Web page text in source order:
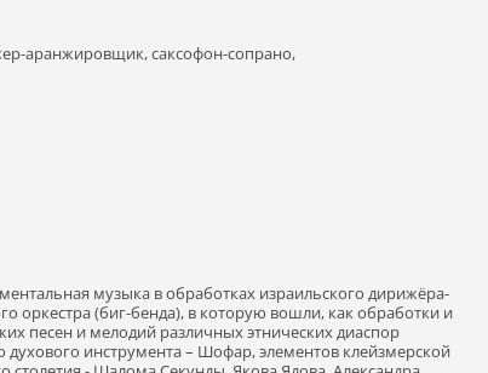
аранжировщик, саксофон-сопрано,
музыка в обработках израильского дирижёра-
оркестра (биг-бенда), в которую вошли, как обработки и
песен и мелодий различных этнических диаспор
инструмента – Шофар, элементов клейзмерской